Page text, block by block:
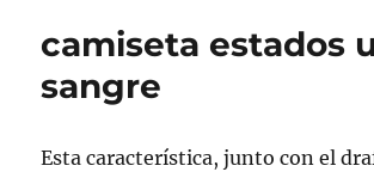
camiseta estados
sangre
Esta característica, junto con el